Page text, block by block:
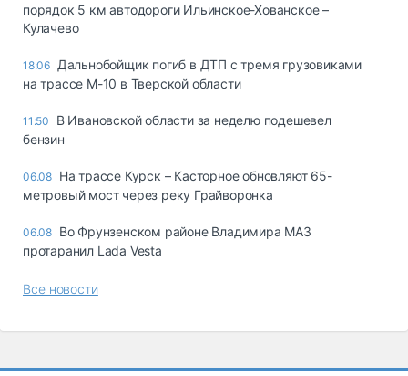
порядок 5 км автодороги Ильинское-Хованское –
Кулачево
18:06 Дальнобойщик погиб в ДТП с тремя грузовиками
на трассе М-10 в Тверской области
11:50
В Ивановской области за неделю подешевел
бензин
06.08 На трассе Курск – Касторное обновляют 65-
метровый мост через реку Грайворонка
06.08 Во Фрунзенском районе Владимира МАЗ
протаранил Lada Vesta
Все новости